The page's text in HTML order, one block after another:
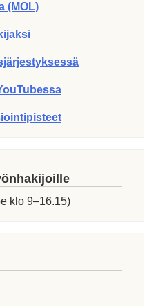
(MOL)
klo 9–16.15)